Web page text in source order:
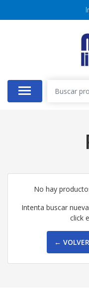
No hay
Intenta buscar
click
←